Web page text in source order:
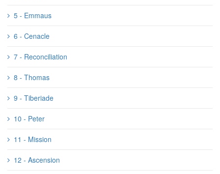
5 - Emmaus
6 - Cenacle
7 - Reconciliation
8 - Thomas
9 - Tiberiade
10 - Peter
11 - Mission
12 - Ascension